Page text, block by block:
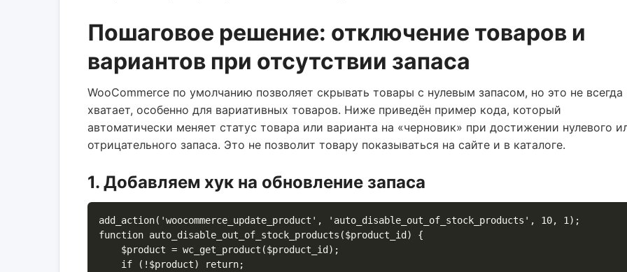
Пошаговое решение: отключение товаров и
вариантов при отсутствии запаса
WooCommerce по умолчанию позволяет скрывать товары с нулевым запасом, но это не всегда
хватает, особенно для вариативных товаров. Ниже приведён пример кода, который
автоматически меняет статус товара или варианта на «черновик» при достижении нулевого
отрицательного запаса. Это не позволит товару показываться на сайте и в каталоге.
1. Добавляем хук на обновление запаса
add_action('woocommerce_update_product', 'auto_disable_out_of_stock_products', 10, 1);
function auto_disable_out_of_stock_products($product_id) {